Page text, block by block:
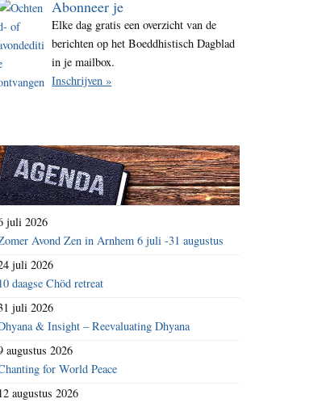
Abonneer je
Elke dag gratis een overzicht van de
berichten op het Boeddhistisch Dagblad
in je mailbox.
Inschrijven »
juli 2026
Avond Zen in Arnhem 6 juli -31 augustus
juli 2026
10 daagse Chöd retreat
juli 2026
& Insight – Reevaluating Dhyana
augustus 2026
for World Peace
12 augustus 2026